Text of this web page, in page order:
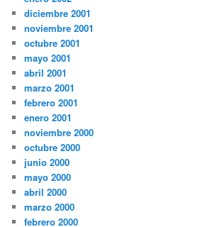
diciembre 2001
noviembre 2001
octubre 2001
mayo 2001
abril 2001
marzo 2001
febrero 2001
enero 2001
noviembre 2000
octubre 2000
junio 2000
mayo 2000
abril 2000
marzo 2000
febrero 2000